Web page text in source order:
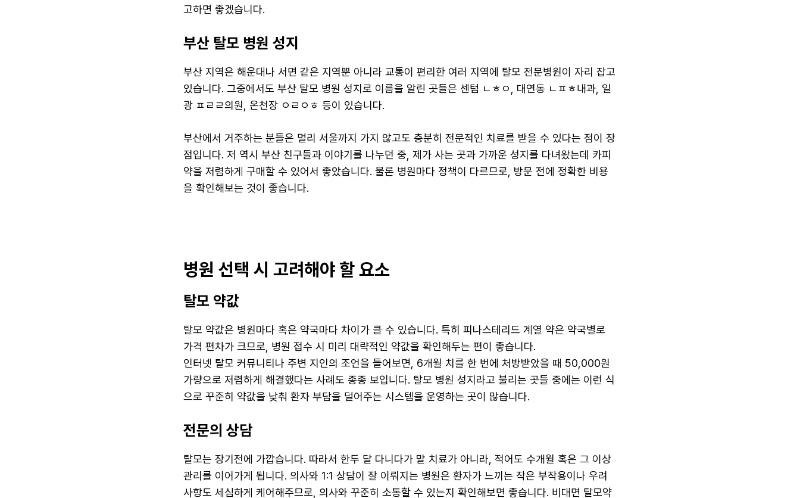
고하면 좋겠습니다.
부산 탈모 병원 성지
부산 지역은 해운대나 서면 같은 지역뿐 아니라 교통이 편리한 여러 지역에 탈모 전문병원이 자리 잡고
있습니다. 그중에서도 부산 탈모 병원 성지로 이름을 알린 곳들은 센텀 ㄴㅎㅇ, 대연동 ㄴㅍㅎ내과, 일
광 ㅍㄹㄹ의원, 온천장 ㅇㄹㅇㅎ 등이 있습니다.
부산에서 거주하는 분들은 멀리 서울까지 가지 않고도 충분히 전문적인 치료를 받을 수 있다는 점이 장
점입니다. 저 역시 부산 친구들과 이야기를 나누던 중, 제가 사는 곳과 가까운 성지를 다녀왔는데 카피
약을 저렴하게 구매할 수 있어서 좋았습니다. 물론 병원마다 정책이 다르므로, 방문 전에 정확한 비용
을 확인해보는 것이 좋습니다.
병원 선택 시 고려해야 할 요소
탈모 약값
탈모 약값은 병원마다 혹은 약국마다 차이가 클 수 있습니다. 특히 피나스테리드 계열 약은 약국별로
가격 편차가 크므로, 병원 접수 시 미리 대략적인 약값을 확인해두는 편이 좋습니다.
인터넷 탈모 커뮤니티나 주변 지인의 조언을 들어보면, 6개월 치를 한 번에 처방받았을 때 50,000원
가량으로 저렴하게 해결했다는 사례도 종종 보입니다. 탈모 병원 성지라고 불리는 곳들 중에는 이런 식
으로 꾸준히 약값을 낮춰 환자 부담을 덜어주는 시스템을 운영하는 곳이 많습니다.
전문의 상담
탈모는 장기전에 가깝습니다. 따라서 한두 달 다니다가 말 치료가 아니라, 적어도 수개월 혹은 그 이상
관리를 이어가게 됩니다. 의사와 1:1 상담이 잘 이뤄지는 병원은 환자가 느끼는 작은 부작용이나 우려
사항도 세심하게 케어해주므로, 의사와 꾸준히 소통할 수 있는지 확인해보면 좋습니다. 비대면 탈모약